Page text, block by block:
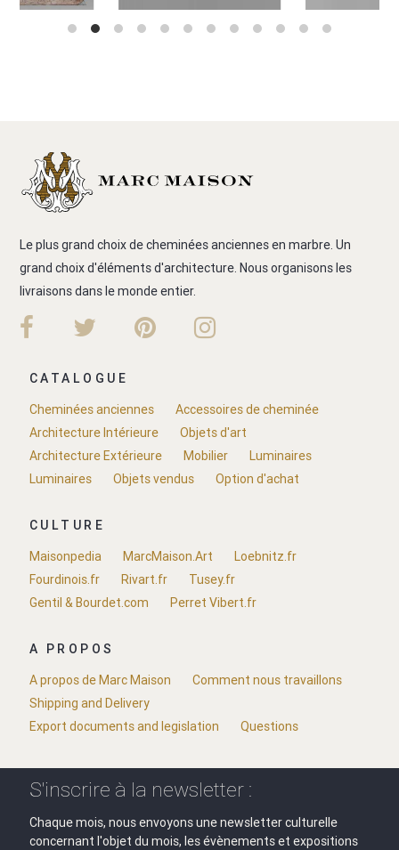
Le plus grand choix de cheminées anciennes en marbre. Un
grand choix d'éléments d'architecture. Nous organisons les
livraisons dans le monde entier.
CATALOGUE
Cheminées anciennes
Accessoires de cheminée
Architecture Intérieure
Objets d'art
Architecture Extérieure
Mobilier
Luminaires
Luminaires
Objets vendus Option d'achat
CULTURE
Maisonpedia
MarcMaison.Art
Loebnitz.fr
Fourdinois.fr
Rivart.fr
Tusey.fr
Gentil & Bourdet.com
Perret Vibert.fr
A PROPOS
A propos de Marc Maison
Comment nous travaillons
Shipping and Delivery
Export documents and legislation
Questions
S'inscrire à la newsletter :
Chaque mois, nous envoyons une newsletter culturelle
concernant l'objet du mois, les évènements et expositions